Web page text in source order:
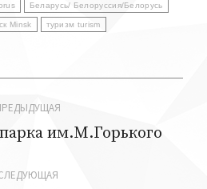
Беларусь/ Белоруссия/Белорусь
Minsk туризм turism
Предыдущая
им.М.Горького